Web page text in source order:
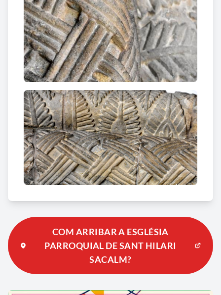
COM ARRIBAR A ESGLÉSIA
PARROQUIAL DE SANT HILARI
SACALM?